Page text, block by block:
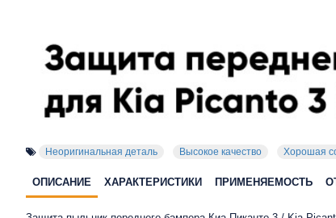
Неоригинальная деталь Высокое качество Хорошая
ОПИСАНИЕ ХАРАКТЕРИСТИКИ ПРИМЕНЯЕМОСТЬ